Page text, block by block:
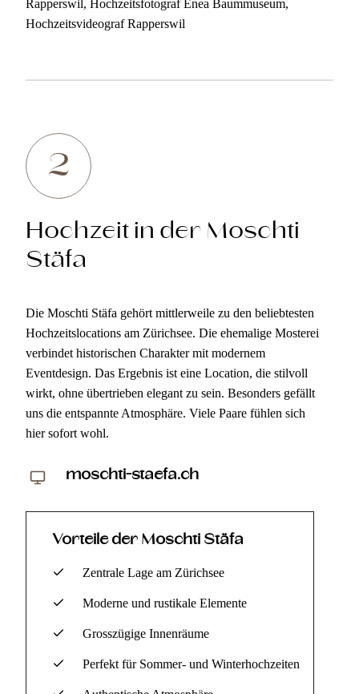
Rapperswil, Hochzeitsfotograf Enea Baummuseum,
Hochzeitsvideograf Rapperswil
2
Hochzeit in der Moschti
Stäfa
Die Moschti Stäfa gehört mittlerweile zu den beliebtesten
Hochzeitslocations am Zürichsee. Die ehemalige Mosterei
verbindet historischen Charakter mit modernem
Eventdesign. Das Ergebnis ist eine Location, die stilvoll
wirkt, ohne übertrieben elegant zu sein. Besonders gefällt
uns die entspannte Atmosphäre. Viele Paare fühlen sich
hier sofort wohl.
moschti-staefa.ch
Vorteile der Moschti Stäfa
Zentrale Lage am Zürichsee
Moderne und rustikale Elemente
Grosszügige Innenräume
Perfekt für Sommer- und Winterhochzeiten